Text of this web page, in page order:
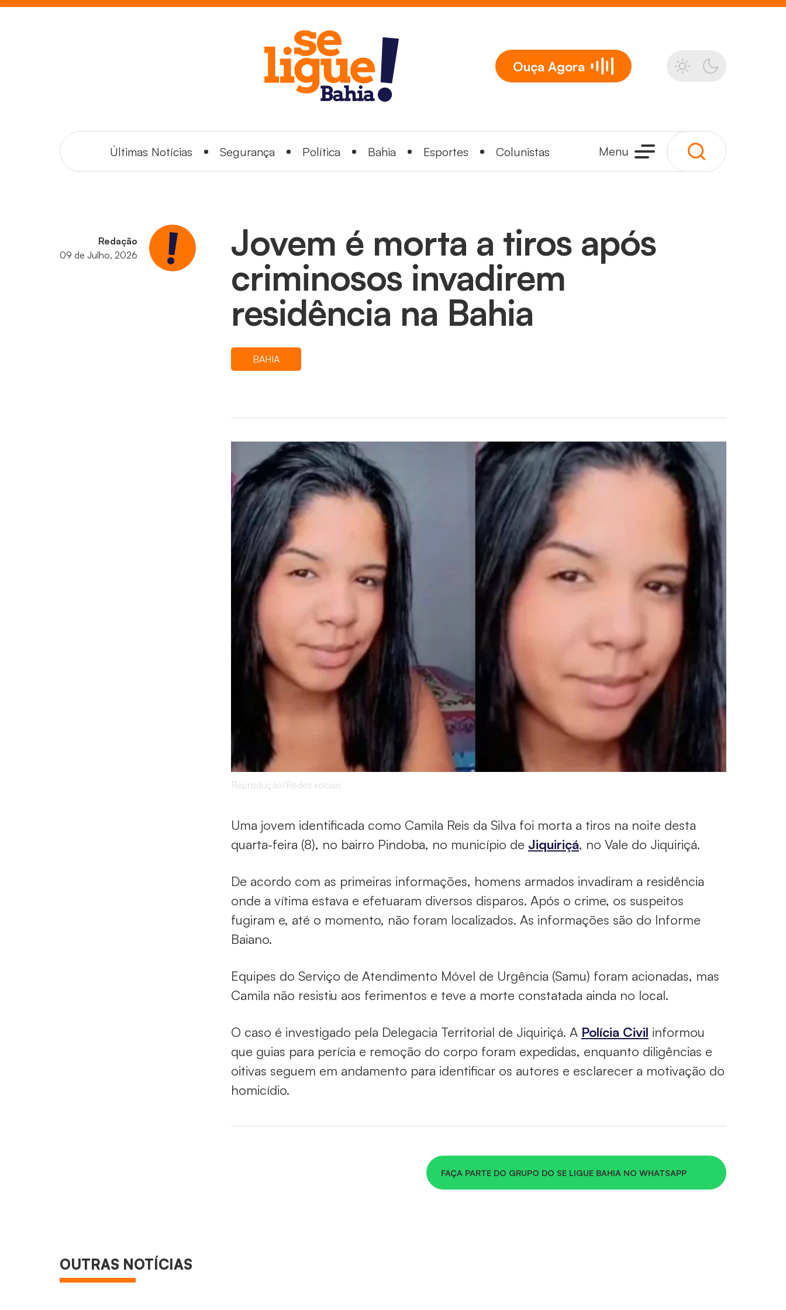
Ouça Agora
Últimas Notícias Segurança Política Bahia Esportes Colunistas Menu
Redação
09 de Julho, 2026
Jovem é morta a tiros após
criminosos invadirem
residência na Bahia
BAHIA
Reprodução/Redes sociais
Uma jovem identificada como Camila Reis da Silva foi morta a tiros na noite desta
quarta-feira (8), no bairro Pindoba, no município de Jiquiriçá, no Vale do Jiquiriçá.
De acordo com as primeiras informações, homens armados invadiram a residência
onde a vítima estava e efetuaram diversos disparos. Após o crime, os suspeitos
fugiram e, até o momento, não foram localizados. As informações são do Informe
Baiano.
Equipes do Serviço de Atendimento Móvel de Urgência (Samu) foram acionadas, mas
Camila não resistiu aos ferimentos e teve a morte constatada ainda no local.
O caso é investigado pela Delegacia Territorial de Jiquiriçá. A Polícia Civil informou
que guias para perícia e remoção do corpo foram expedidas, enquanto diligências e
oitivas seguem em andamento para identificar os autores e esclarecer a motivação do
homicídio.
FAÇA PARTE DO GRUPO DO SE LIGUE BAHIA NO WHATSAPP
OUTRAS NOTÍCIAS